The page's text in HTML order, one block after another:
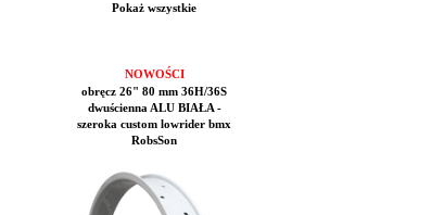
Pokaż wszystkie
NOWOŚCI
obręcz 26" 80 mm 36H/36S
dwuścienna ALU BIAŁA -
szeroka custom lowrider bmx
RobsSon